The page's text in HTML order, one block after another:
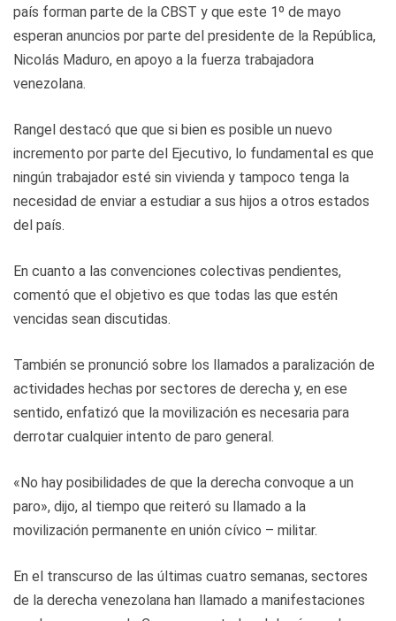
país forman parte de la CBST y que este 1º de mayo
esperan anuncios por parte del presidente de la República,
Nicolás Maduro, en apoyo a la fuerza trabajadora
venezolana.
Rangel destacó que que si bien es posible un nuevo
incremento por parte del Ejecutivo, lo fundamental es que
ningún trabajador esté sin vivienda y tampoco tenga la
necesidad de enviar a estudiar a sus hijos a otros estados
del país.
En cuanto a las convenciones colectivas pendientes,
comentó que el objetivo es que todas las que estén
vencidas sean discutidas.
También se pronunció sobre los llamados a paralización de
actividades hechas por sectores de derecha y, en ese
sentido, enfatizó que la movilización es necesaria para
derrotar cualquier intento de paro general.
«No hay posibilidades de que la derecha convoque a un
paro», dijo, al tiempo que reiteró su llamado a la
movilización permanente en unión cívico – militar.
En el transcurso de las últimas cuatro semanas, sectores
de la derecha venezolana han llamado a manifestaciones